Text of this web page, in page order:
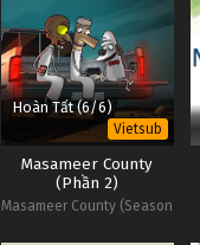
Hoàn Tất (6/6)
Vietsub
Masameer County
(Phần 2)
Masameer County (Season